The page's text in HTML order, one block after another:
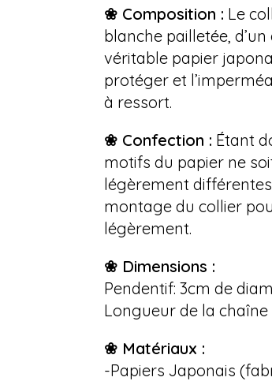
❀ Composition : Le
blanche pailletée,
véritable papier
protéger et
à ressort.
❀ Confection : Étant
motifs du papier ne
légèrement
montage du collier
légèrement.
❀ Dimensions :
Pendentif: 3cm de
Longueur de la
❀ Matériaux :
-Papiers Japonais